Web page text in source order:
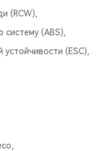
(RCW),
(ABS),
(ESС),